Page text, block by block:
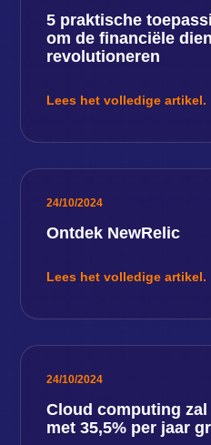
5 praktische
om de financiële
revolutioneren
Lees het volledige artikel.
24/10/2024
Ontdek NewRelic
Lees het volledige artikel.
24/10/2024
Cloud computing
met 35,5% per jaar